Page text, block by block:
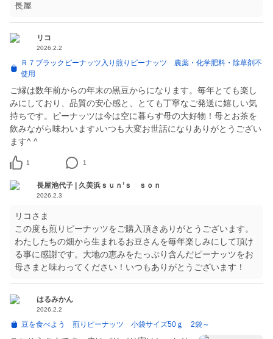
長屋
リコ
2026.2.2
Ｒ７ブラックピーナッツ入り煎りピーナッツ 農薬・化学肥料・除草剤不
使用
ご縁は数年前からの年末の黒豆からになります。毎年とても楽し
みにしており、品質の安心感と、とても丁寧なご発送に嬉しい気
持ちです。ピーナッツは今は空に暮らす母の大好物！母とお茶を
飲みながら味わいます♪いつも大変お世話になりありがとうござい
ます^ ^
1 1
長屋池代子 | 久美浜ｓｕｎ’ｓ ｓｏｎ
2026.2.3
リコさま
この度も煎りピーナッツをご購入頂きありがとうございます。
わたしたちの畑から生まれるお豆さんを毎年楽しみにして頂け
る事に感謝です。大地の恵みをたっぷり含んだピーナッツをお
母さまと味わってください！いつもありがとうございます！
はるみかん
2026.2.2
豆を食べよう 煎りピーナッツ 小袋サイズ50ｇ 2袋～